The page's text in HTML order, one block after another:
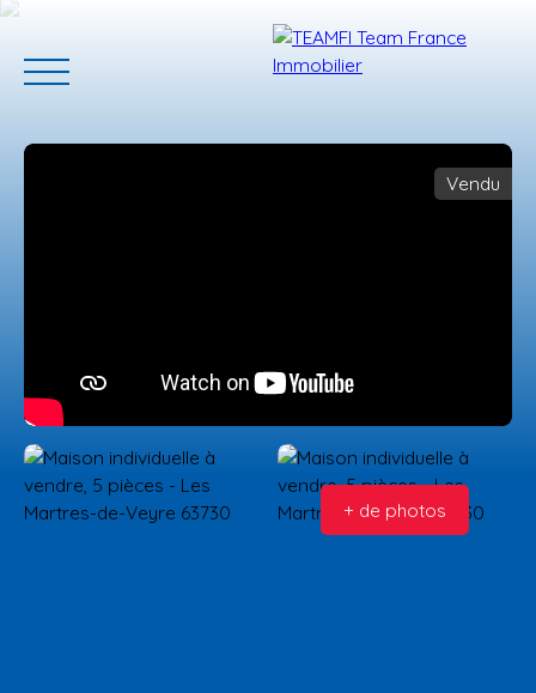
ACCUEIL ACHETER GERER VOTRE BIEN
Estimation
Vendu
+ de photos